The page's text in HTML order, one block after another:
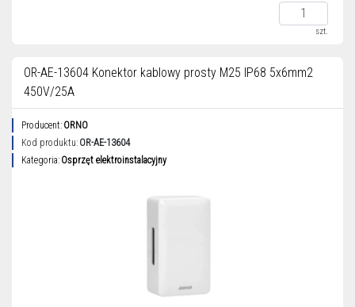
szt.
OR-AE-13604 Konektor kablowy prosty M25 IP68 5x6mm2
450V/25A
Producent: ORNO
Kod produktu: OR-AE-13604
Kategoria: Osprzęt elektroinstalacyjny